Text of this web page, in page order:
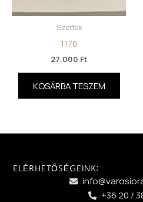
Szettek
1176
27.000 Ft
KOSÁRBA TESZEM
ELÉRHETŐSÉGEINK:
+36 20 /